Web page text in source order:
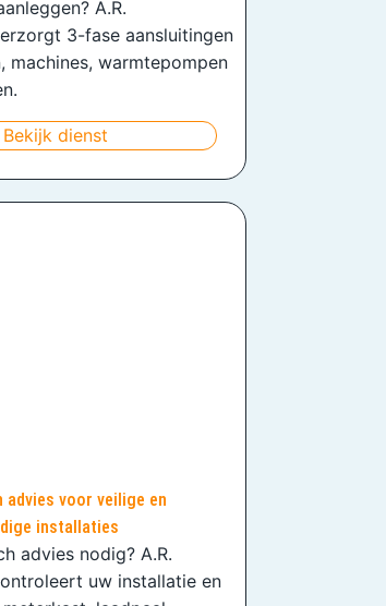
A.R.
3-fase aansluitingen
machines, warmtepompen
Bekijk dienst
voor veilige en
installaties
advies nodig? A.R.
uw installatie en